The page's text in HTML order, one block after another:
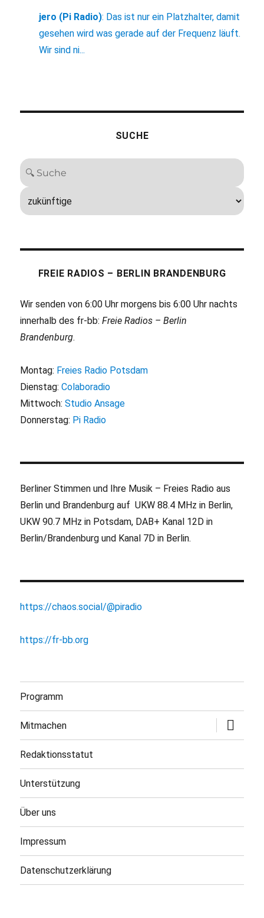
jero (Pi Radio): Das ist nur ein Platzhalter, damit
gesehen wird was gerade auf der Frequenz läuft.
Wir sind ni...
SUCHE
FREIE RADIOS – BERLIN BRANDENBURG
Wir senden von 6:00 Uhr morgens bis 6:00 Uhr nachts
innerhalb des fr-bb:Freie Radios – Berlin
Brandenburg.
Montag: Freies Radio Potsdam
Dienstag:Colaboradio
Mittwoch:Studio Ansage
Donnerstag: Pi Radio
Berliner Stimmen und Ihre Musik – Freies Radio aus
Berlin und Brandenburg auf UKW 88.4 MHz in Berlin,
UKW 90.7 MHz in Potsdam, DAB+ Kanal 12D in
Berlin/Brandenburg und Kanal 7D in Berlin.
https://chaos.social/@piradio
https://fr-bb.org
Programm
Mitmachen
öffnen
Redaktionsstatut
Unterstützung
Über uns
Impressum
Datenschutzerklärung